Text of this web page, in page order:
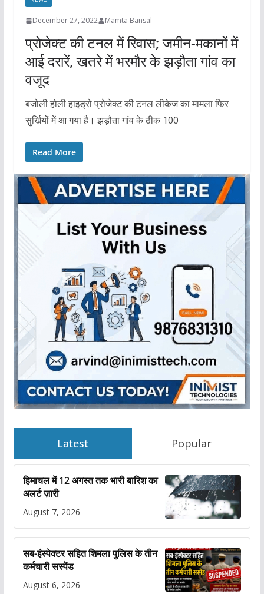
December 27, 2022 Mamta Bansal
प्रोजेक्ट की टनल में रिवास; जमीन-मकानों में
आई दरारें, खतरे में भरमौर के झड़ौता गांव का
वजूद
बजोली होली हाइड्रो प्रोजेक्ट की टनल लीकेज का मामला फिर
सुर्खियों में आ गया है। झड़ौता गांव के ठीक 100
Read More
Latest Popular
हिमाचल में 12 अगस्त तक भारी बारिश का
अलर्ट ज़ारी
August 7, 2026
सब-इंस्पेक्टर सहित शिमला पुलिस के तीन
कर्मचारी सस्पेंड
August 6, 2026